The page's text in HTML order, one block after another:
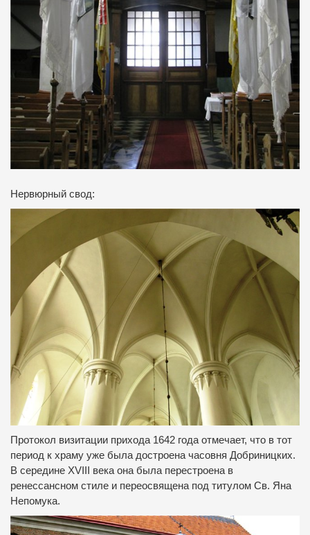
Нервюрный свод:
Протокол визитации прихода 1642 годаотмечает, что в тот
период к храму уже была достроена часовня Добриницких.
В середине XVIII века она была перестроена в
ренессансном стиле и переосвящена под титулом Св. Яна
Непомука.